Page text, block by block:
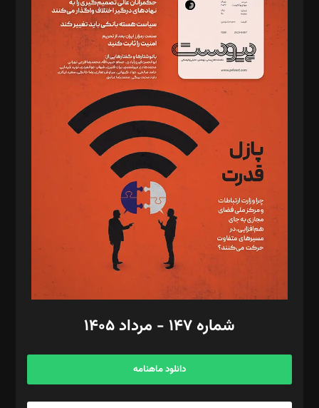
دبیر تحریریه: میثم قاسمی
د‌بیر ناداستان: سمانه سمیع
د‌بیر خدمت و تجارت: ابوالفضل رجبی
د‌بیر حقوق فناوری: حسام‌الدین ایپکچی
د‌بیر پیوست جهان: مینا پاکدل
د‌بیر تحریریه آنلاین: بابک نقاش
تحریریه‌: مجتبی محمود‌ی، آرش برهمند، یسنا امان‌پور، سروش کرمیان،
مصطفی مسجدی آرانی، ابوالفضل رجبی، زهرا فکرانه، فائزه فتحی
رستمی،مصطفی باستان
ویرایش: نگار استاد‌‌آقا
طراح یونیفرم: مجید توکلی
فیلمبرداری و عکاسی: امیر شفیعی، مانی لطفی زاده
گرافیک و صفحه‌آرایی: سید‌سبحان‌علی ثابت
مد‌یر توسعه تجاری: کامبیز برید‌
امور مالی: شاپور رهبری، محمد‌ کاظمی‌نیا
آگهی و مشترکین: ۰۹۱۹۹۹۹۰۴۵۴
شماره ۱۴۷ - مرداد ۱۴۰۵
دانلود ماهنامه